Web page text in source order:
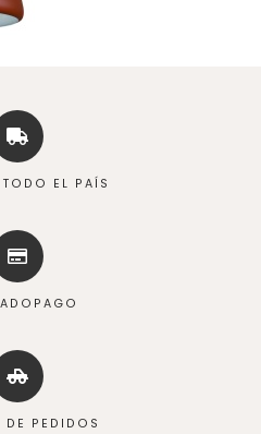
EL PAÍS
DE PEDIDOS